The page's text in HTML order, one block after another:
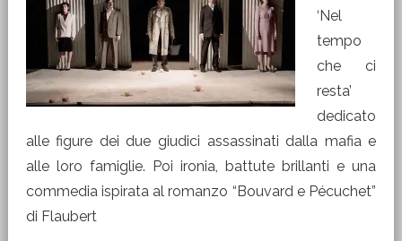
‘Nel
tempo
che ci
resta’
dedicato
alle figure dei due giudici assassinati dalla mafia e
alle loro famiglie. Poi ironia, battute brillanti e una
commedia ispirata al romanzo “Bouvard e Pécuchet”
di Flaubert